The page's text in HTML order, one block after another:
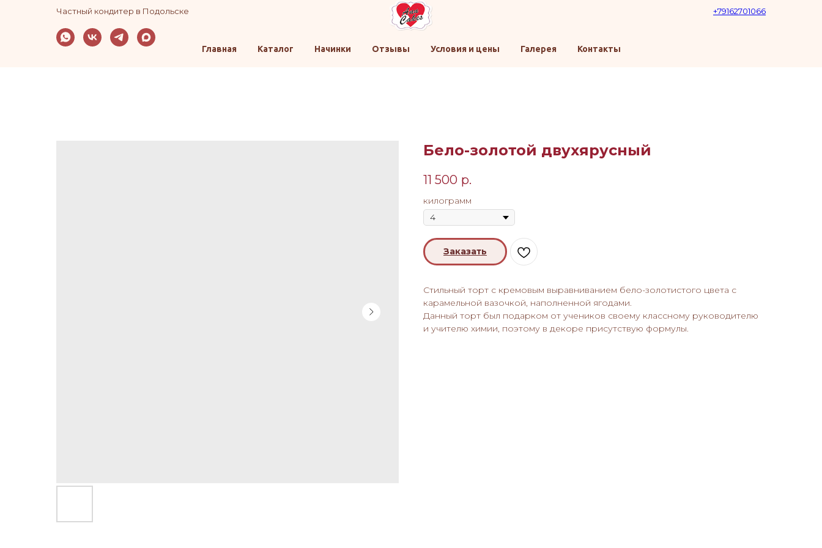
Частный кондитер в Подольске +79162701066
Главная Каталог Начинки Отзывы Условия и цены Галерея Контакты
Бело-золотой двухярусный
11 500 р.
килограмм
Заказать
Стильный торт с кремовым выравниванием бело-золотистого цвета с
карамельной вазочкой, наполненной ягодами.
Данный торт был подарком от учеников своему классному руководителю
и учителю химии, поэтому в декоре присутствую формулы.